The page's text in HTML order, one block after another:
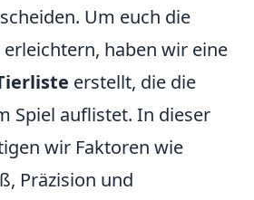
Um euch die
erleichtern, haben wir eine
erstellt, die die
Spiel auflistet. In dieser
wir Faktoren wie
Präzision und